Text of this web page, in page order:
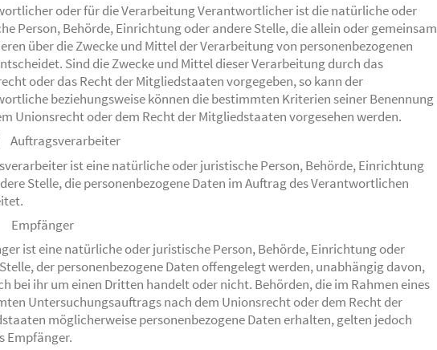
oder für die Verarbeitung Verantwortlicher ist die natürliche oder
Person, Behörde, Einrichtung oder andere Stelle, die allein oder gemeinsam
über die Zwecke und Mittel der Verarbeitung von personenbezogenen
Sind die Zwecke und Mittel dieser Verarbeitung durch das
oder das Recht der Mitgliedstaaten vorgegeben, so kann der
beziehungsweise können die bestimmten Kriterien seiner Benennung
Unionsrecht oder dem Recht der Mitgliedstaaten vorgesehen werden.
Auftragsverarbeiter
ist eine natürliche oder juristische Person, Behörde, Einrichtung
Stelle, die personenbezogene Daten im Auftrag des Verantwortlichen
ist eine natürliche oder juristische Person, Behörde, Einrichtung oder
der personenbezogene Daten offengelegt werden, unabhängig davon,
bei ihr um einen Dritten handelt oder nicht. Behörden, die im Rahmen eines
Untersuchungsauftrags nach dem Unionsrecht oder dem Recht der
möglicherweise personenbezogene Daten erhalten, gelten jedoch
Empfänger.